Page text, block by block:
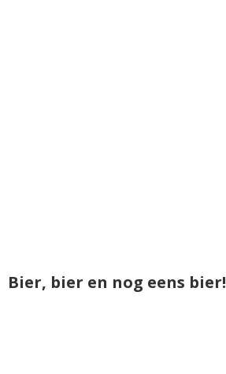
Bier, bier en nog eens bier!